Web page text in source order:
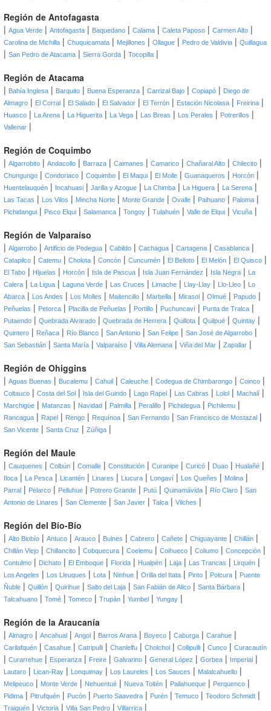
Región de Antofagasta
| Agua Verde | Antofagasta | Baquedano | Calama | Caleta Paposo | Carmen Alto |
Carolina de Michilla | Chuquicamata | Mejillones | Ollague | Pedro de Valdivia | Quillagua
| San Pedro de Atacama | Sierra Gorda | Tocopilla |
Región de Atacama
| Bahía Inglesa | Barquito | Buena Esperanza | Carrizal Bajo | Copiapó | Diego de
Almagro | El Corral | El Salado | El Salvador | El Terrón | Estación Nicolasa | Freirina |
Huasco | La Arena | La Higuerita | La Vega | Las Breas | Los Perales | Potrerillos |
Vallenar |
Región de Coquimbo
| Algarrobito | Andacollo | Barraza | Caimanes | Camarico | Chañaral Alto | Chilecito |
Chungungo | Condoriaco | Coquimbo | El Maqui | El Molle | Guanaqueros | Horcón |
Huentelauquén | Incahuasi | Jarilla y Azogue | La Chimba | La Higuera | La Serena |
Las Tacas | Los Vilos | Mincha Norte | Monte Grande | Ovalle | Paihuano | Paloma |
Pichidangui | Pisco Elqui | Salamanca | Tongoy | Tulahuén | Valle de Elqui | Vicuña |
Región de Valparaíso
| Algarrobo | Artificio de Pedegua | Cabildo | Cachagua | Cartagena | Casablanca |
Catapilco | Catemu | Cholota | Concón | Cuncumén | El Belloto | El Melón | El Quisco |
El Tabo | Hijuelas | Horcón | Isla de Pascua | Isla Juan Fernández | Isla Negra |
La
Calera | La Ligua | Laguna Verde | Las Cruces | Limache | Llay-Llay | Llo-Lleo |
Lo
Abarca | Los Andes | Los Molles | Maitencillo | Marbella | Mirasol | Olmué | Papudo |
Peñuelas | Petorca | Placilla de Peñuelas | Portillo | Puchuncaví | Punta de Tralca |
Putaendo | Quebrada Alvarado | Quebrada de Herrera | Quillota | Quilpué | Quintay |
Quintero | Reñaca | Río Blanco | San Antonio | San Felipe | San José de Algarrobo |
San Sebastián | Santa María | Valparaíso | Villa Alemana | Viña del Mar | Zapallar |
Región de Ohiggins
| Aguas Buenas | Bucalemu | Cahuil | Caleuche | Codegua de Chimbarongo | Coinco |
Coltauco | Costa del Sol | Isla del Guindo | Lago Rapel | Las Cabras | Lolol | Machalí |
Marchigüe | Matanzas | Navidad | Palmilla | Peralillo | Pichidegua | Pichilemu |
Rancagua | Rapel | Rengo | Requínoa | San Fernando | San Francisco de Mostazal |
San Vicente | Santa Cruz | Zúñiga |
Región del Maule
| Cauquenes | Colbún | Comalle | Constitución | Curanipe | Curicó | Duao | Hualañé |
Iloca | La Pesca | Licantén | Linares | Liucura | Longaví | Los Queñes | Molina |
Parral | Pelarco | Pelluhue | Potrero Grande | Putú | Quinamávida | Río Claro | San
Antonio de Linares | San Clemente | San Javier | Talca | Vilches |
Región del Bío-Bío
| Alto Biobío | Antuco | Arauco | Bulnes | Cabrero | Cañete | Chiguayante | Chillán |
Chillán Viejo | Chillancito | Cobquecura | Coelemu | Coihueco | Coliumo | Concepción |
Contulmo | Dichato | El Emboque | Florida | Hualpén | Laja | Las Trancas | Lirquén |
Los Angeles | Los Lleuques | Lota | Ninhue | Orilla del Itata | Pinto | Polcura | Puente
Ñuble | Quillón | Quirihue | Salto del Laja | San Fabián de Alico | Santa Bárbara |
Talcahuano | Tomé | Tomeco | Trupán | Yumbel | Yungay |
Región de la Araucanía
| Almagro | Ancahual | Angol | Barros Arana | Boyeco | Caburga | Carahue |
Carilafquén | Casahue | Catripulli | Chanlelfu | Cholchol | Collipulli | Cunco | Curacautín
| Curarrehue | Esperanza | Freire | Galvarino | General López | Gorbea | Imperial |
Lautaro | Lican-Ray | Lonquimay | Los Laureles | Los Sauces | Malalcahuello |
Melipeuco | Monte Verde | Nehuentué | Nueva Toltén | Pailahueque | Perquenco |
Pidima | Pitrufquén | Pucón | Puerto Saavedra | Purén | Temuco | Teodoro Schmidt |
Traiguén | Victoria | Villa San Pedro | Villarrica |